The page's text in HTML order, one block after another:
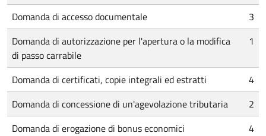
Domanda di accesso documentale
3
Domanda di autorizzazione per l'apertura o la modifica
di passo carrabile
1
Domanda di certificati, copie integrali ed estratti
4
Domanda di concessione di un'agevolazione tributaria
2
Domanda di erogazione di bonus economici
4